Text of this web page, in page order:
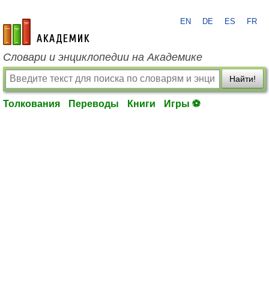
academic.ru
EN DE ES FR
Словари и энциклопедии на Академике
Найти!
Толкования Переводы Книги Игры ⚽